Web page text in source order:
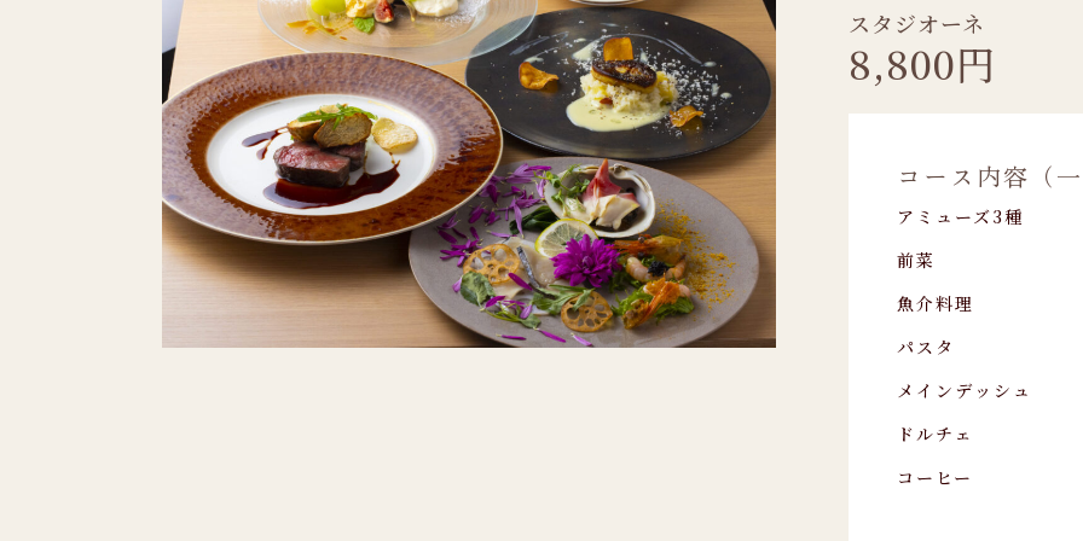
スタジオーネ
8,800円
コース内容（
アミューズ3種
前菜
魚介料理
パスタ
メインデッシュ
ドルチェ
コーヒー